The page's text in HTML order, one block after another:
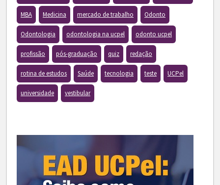
MBA Medicina mercado de trabalho Odonto
Odontologia odontologia na ucpel odonto ucpel
profissão pós-graduação quiz redação
rotina de estudos Saúde tecnologia teste UCPel
universidade vestibular